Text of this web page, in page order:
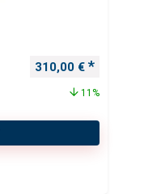
Ursprünglicher
310,00 €
11%